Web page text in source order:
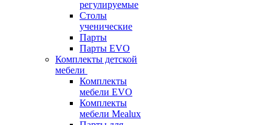
регулируемые
Столы
ученические
Парты
Парты EVO
Комплекты детской
мебели
Комплекты
мебели EVO
Комплекты
мебели Mealux